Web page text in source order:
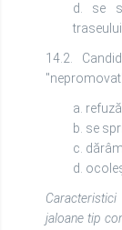
d. se
traseului.
14.2.
a.
b. se
c.
d.
jaloane tip